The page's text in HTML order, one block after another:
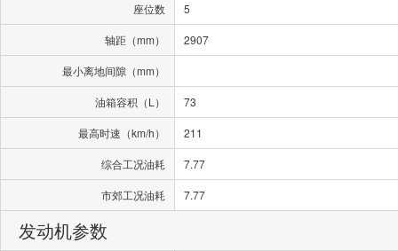
座位数 5
轴距（mm） 2907
最小离地间隙（mm）
油箱容积（L） 73
最高时速（km/h） 211
综合工况油耗 7.77
市郊工况油耗 7.77
发动机参数